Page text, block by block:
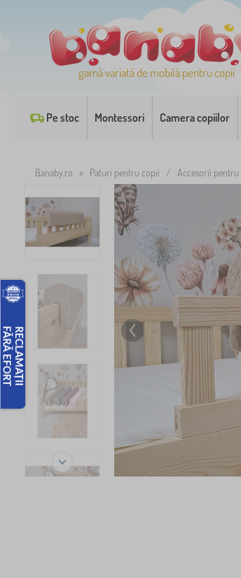
gamă variată de mobilă pentru copii
Pe stoc Montessori Camera copiilor
Banaby.ro » Paturi pentru copii / Accesorii